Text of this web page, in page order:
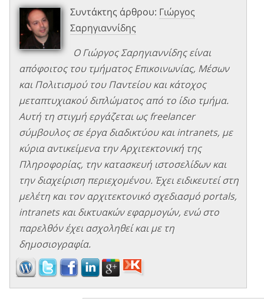
Συντάκτης άρθρου: Γιώργος
Σαρηγιαννίδης
Ο Γιώργος Σαρηγιαννίδης είναι
απόφοιτος του τμήματος Επικοινωνίας, Μέσων
και Πολιτισμού του Παντείου και κάτοχος
μεταπτυχιακού διπλώματος από το ίδιο τμήμα.
Αυτή τη στιγμή εργάζεται ως freelancer
σύμβουλος σε έργα διαδικτύου και intranets, με
κύρια αντικείμενα την Αρχιτεκτονική της
Πληροφορίας, την κατασκευή ιστοσελίδων και
την διαχείριση περιεχομένου. Έχει ειδικευτεί στη
μελέτη και τον αρχιτεκτονικό σχεδιασμό portals,
intranets και δικτυακών εφαρμογών, ενώ στο
παρελθόν έχει ασχοληθεί και με τη
δημοσιογραφία.